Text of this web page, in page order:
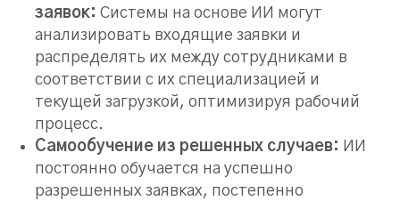
заявок: Системы на основе ИИ могут
анализировать входящие заявки и
распределять их между сотрудниками в
соответствии с их специализацией и
текущей загрузкой, оптимизируя рабочий
процесс.
Самообучение из решенных случаев: ИИ
постоянно обучается на успешно
разрешенных заявках, постепенно